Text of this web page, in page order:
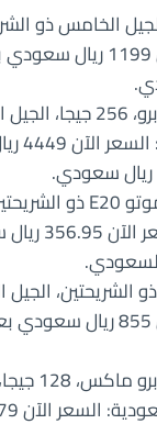
أيفون 13 برو، 256
الرابع:
أيفون